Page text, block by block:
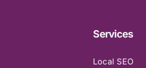
Services
Local SEO